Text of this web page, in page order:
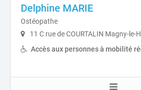
Delphine MARIE
Ostéopathe
11 C rue de COURTALIN Magny-le-
Accès aux personnes à mobilité